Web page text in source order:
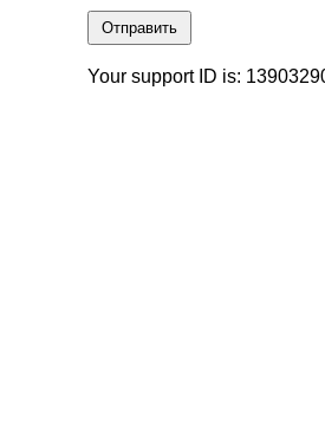
Отправить
Your support ID is: